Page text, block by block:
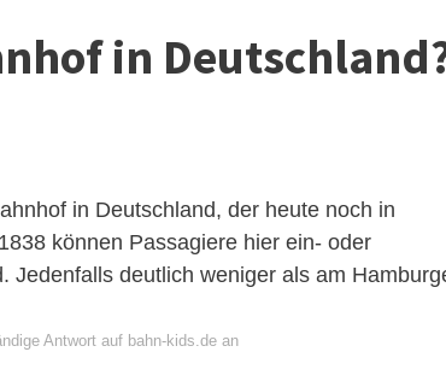
in
in Deutschland, der heute noch in
können Passagiere hier ein- oder
Jedenfalls deutlich weniger als am
Antwort auf bahn-kids.de an